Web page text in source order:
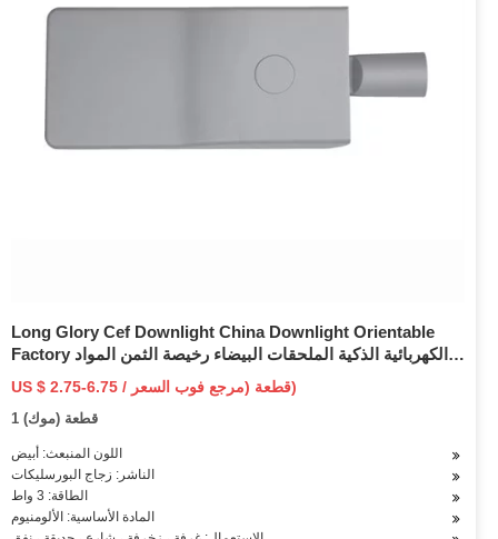
Long Glory Cef Downlight China Downlight Orientable
Factory الكهربائية الذكية الملحقات البيضاء رخيصة الثمن المواد
الخام 2019 LED ضوء السقف
US $ 2.75-6.75 / قطعة (مرجع فوب السعر)
1 قطعة (موك)
اللون المنبعث: أبيض
الناشر: زجاج البورسليكات
الطاقة: 3 واط
المادة الأساسية: الألومنيوم